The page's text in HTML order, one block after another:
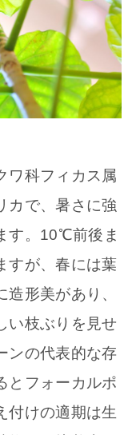
ワ科フィカス属
カで、暑さに強
す。10℃前後ま
すが、春には葉
形美があり、
い枝ぶりを見せ
ンの代表的な存
とフォーカルポ
付けの適期は生